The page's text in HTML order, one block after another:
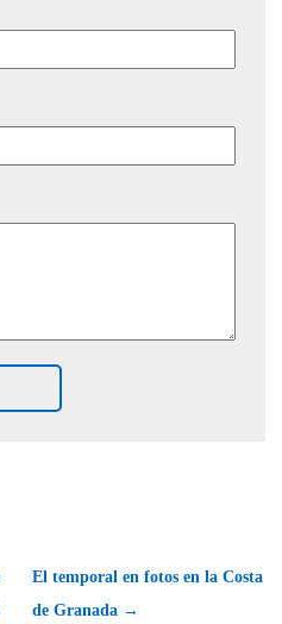
El temporal en fotos en la Costa
de Granada →